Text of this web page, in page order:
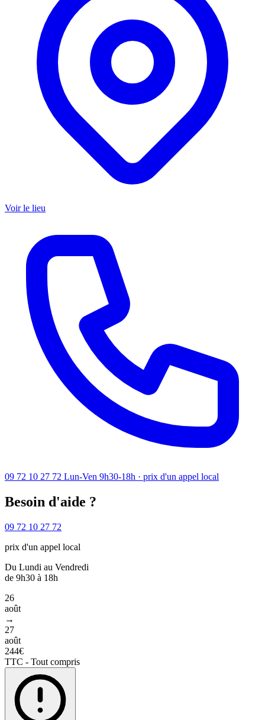
Voir le lieu
09 72 10 27 72 Lun-Ven 9h30-18h · prix d'un appel local
Besoin d'aide ?
09 72 10 27 72
prix d'un appel local
Du Lundi au Vendredi
de 9h30 à 18h
26
août
→
27
août
244€
TTC - Tout compris